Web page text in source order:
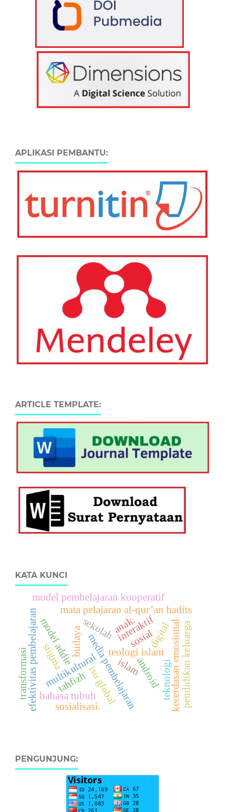
APLIKASI PEMBANTU:
ARTICLE TEMPLATE:
KATA KUNCI
teologi islam
media pembelajaran
sekolah
multikultural
mata pelajaran al-qur’an hadits
model pembelajaran kooperatif
model addie
android
interaktif
efektivitas pembelajaran islam kecerdasan emosional
isu global pendidikan keluarga
tahfizh
bahasa tubuh
stigma budaya
teknologi
digital
sosial
transformasi
sosialisasi.
anak.
PENGUNJUNG: